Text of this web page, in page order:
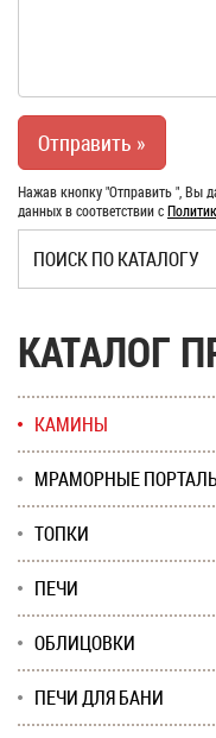
Нажав кнопку "Отправить ", Вы
данных в соответствии с
КАТАЛОГ
КАМИНЫ
МРАМОРНЫЕ
ТОПКИ
ПЕЧИ
ОБЛИЦОВКИ
ПЕЧИ ДЛЯ БАНИ